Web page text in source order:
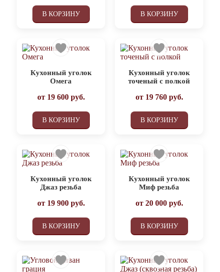
В КОРЗИНУ В КОРЗИНУ
Кухонный уголок
Омега
от 19 600руб.
В КОРЗИНУ
Кухонный уголок
точеный с полкой
от 19 760руб.
В КОРЗИНУ
Кухонный уголок
Джаз резьба
от 19 900руб.
В КОРЗИНУ
Кухонный уголок
Миф резьба
от 20 000руб.
В КОРЗИНУ